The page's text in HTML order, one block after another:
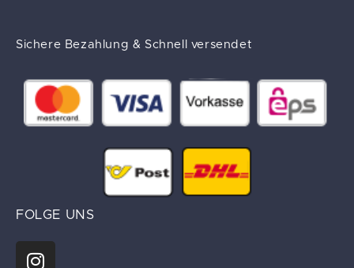
Sichere Bezahlung & Schnell versendet
FOLGE UNS